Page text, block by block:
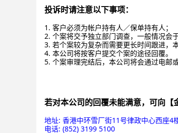
投诉时请注意以下事项：
1. 客户必须为帐户持有人／保单持有人；
2. 个案将交予独立部门调查，一般情况会
3. 若个案较为复杂而需要更长时间跟进，
4. 本公司将按客户提交个案的途径回覆。
5. 个案审理完结后，本公司将会通过电邮
若对本公司的回覆未能满意，可向【
地址: 香港中环雪厂街11号律政中心西座4
电话: (852) 3199 5100